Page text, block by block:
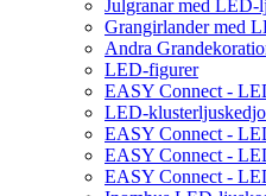
Julgranar med LED-
Grangirlander med
Andra
LED-figurer
EASY Connect -
LED-
EASY Connect -
EASY Connect -
EASY Connect -